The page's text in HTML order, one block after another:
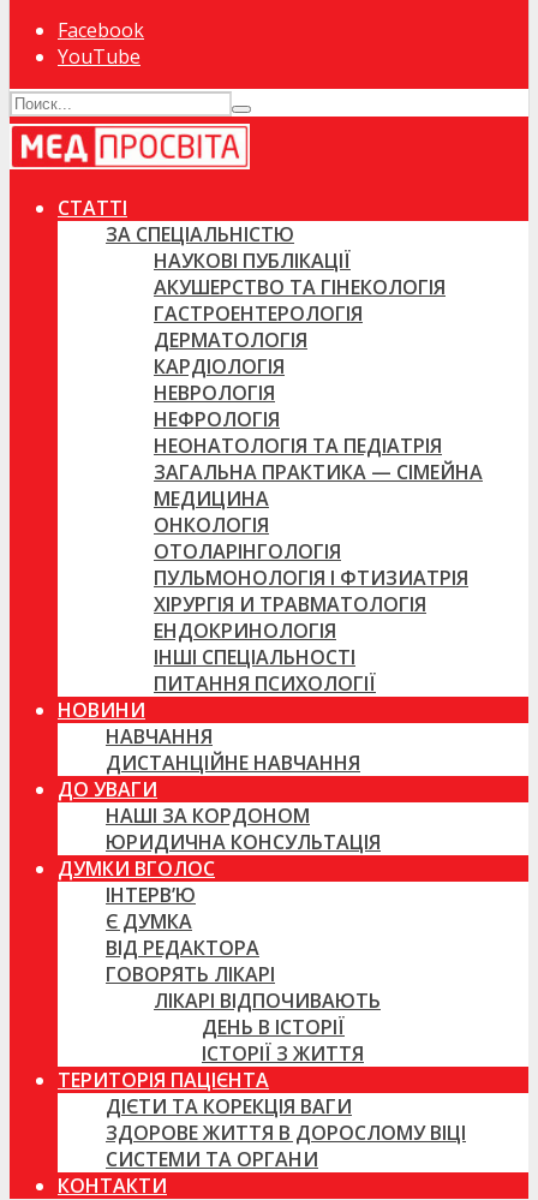
Facebook
YouTube
СТАТТІ
ЗА СПЕЦІАЛЬНІСТЮ
НАУКОВІ ПУБЛІКАЦІЇ
АКУШЕРСТВО ТА ГІНЕКОЛОГІЯ
ГАСТРОЕНТЕРОЛОГІЯ
ДЕРМАТОЛОГІЯ
КАРДІОЛОГІЯ
НЕВРОЛОГІЯ
НЕФРОЛОГІЯ
НЕОНАТОЛОГІЯ ТА ПЕДІАТРІЯ
ЗАГАЛЬНА ПРАКТИКА — СІМЕЙНА
МЕДИЦИНА
ОНКОЛОГІЯ
ОТОЛАРІНГОЛОГІЯ
ПУЛЬМОНОЛОГІЯ І ФТИЗИАТРІЯ
ХІРУРГІЯ И ТРАВМАТОЛОГІЯ
ЕНДОКРИНОЛОГІЯ
ІНШІ СПЕЦІАЛЬНОСТІ
ПИТАННЯ ПСИХОЛОГІЇ
НОВИНИ
НАВЧАННЯ
ДИСТАНЦІЙНЕ НАВЧАННЯ
ДО УВАГИ
НАШІ ЗА КОРДОНОМ
ЮРИДИЧНА КОНСУЛЬТАЦІЯ
ДУМКИ ВГОЛОС
ІНТЕРВ’Ю
Є ДУМКА
ВІД РЕДАКТОРА
ГОВОРЯТЬ ЛІКАРІ
ЛІКАРІ ВІДПОЧИВАЮТЬ
ДЕНЬ В ІСТОРІЇ
ІСТОРІЇ З ЖИТТЯ
ТЕРИТОРІЯ ПАЦІЄНТА
ДІЄТИ ТА КОРЕКЦІЯ ВАГИ
ЗДОРОВЕ ЖИТТЯ В ДОРОСЛОМУ ВІЦІ
СИСТЕМИ ТА ОРГАНИ
КОНТАКТИ